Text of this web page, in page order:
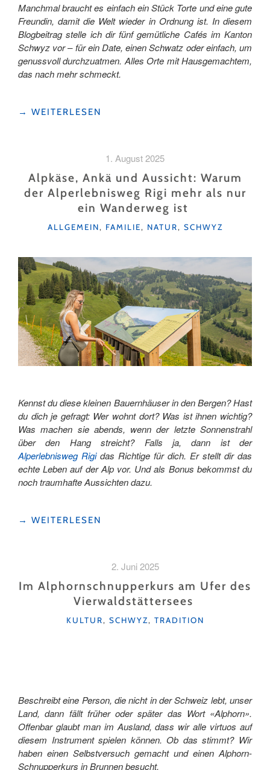
Manchmal braucht es einfach ein Stück Torte und eine gute
Freundin, damit die Welt wieder in Ordnung ist. In diesem
Blogbeitrag stelle ich dir fünf gemütliche Cafés im Kanton
Schwyz vor – für ein Date, einen Schwatz oder einfach, um
genussvoll durchzuatmen. Alles Orte mit Hausgemachtem,
das nach mehr schmeckt.
"KAFFEEKLATSCH
GEMÜTLICHE
CAFÉS,
→ WEITERLESEN
1. August 2025
Alpkäse, Ankä und Aussicht: Warum
der Alperlebnisweg Rigi mehr als nur
ein Wanderweg ist
KATEGORIEN
ALLGEMEIN, FAMILIE, NATUR, SCHWYZ
Kennst du diese kleinen Bauernhäuser in den Bergen? Hast
du dich je gefragt: Wer wohnt dort? Was ist ihnen wichtig?
Was machen sie abends, wenn der letzte Sonnenstrahl
über den Hang streicht? Falls ja, dann ist der
Alperlebnisweg Rigidas Richtige für dich. Er stellt dir das
echte Leben auf der Alp vor. Und als Bonus bekommst du
noch traumhafte Aussichten dazu.
"ALPKÄSE,
DER
ALPERLEBNISWEG
→ WEITERLESEN
2. Juni 2025
Im Alphornschnupperkurs am Ufer des
Vierwaldstättersees
KATEGORIEN
KULTUR, SCHWYZ, TRADITION
Beschreibt eine Person, die nicht in der Schweiz lebt, unser
Land, dann fällt früher oder später das Wort «Alphorn».
Offenbar glaubt man im Ausland, dass wir alle virtuos auf
diesem Instrument spielen können. Ob das stimmt? Wir
haben einen Selbstversuch gemacht und einen Alphorn-
Schnupperkurs in Brunnen besucht.